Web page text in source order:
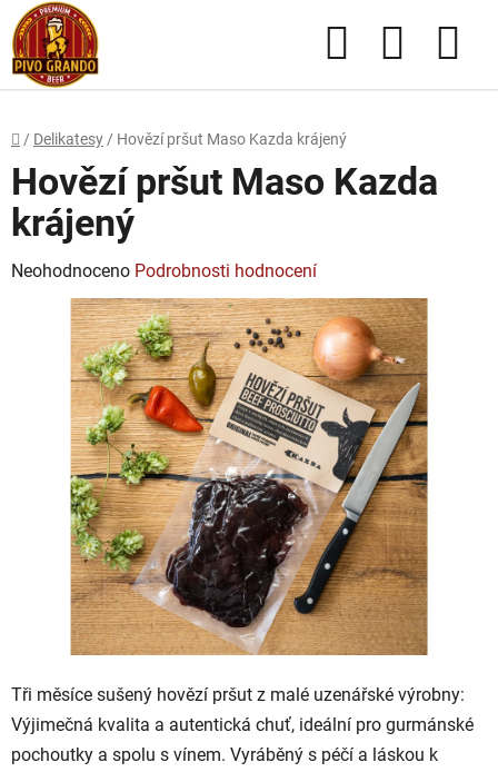
Přejít
na
obsah
Hledat
NÁKUPNÍ
Domů
/ Delikatesy / Hovězí pršut Maso Kazda krájený
Tři měsíce sušený hovězí pršut z malé uzenářské výrobny:
Výjimečná kvalita a autentická chuť, ideální pro gurmánské
pochoutky a spolu s vínem. Vyráběný s péčí a láskou k
Hovězí pršut Maso Kazda
krájený
Průměrné
hodnocení
produktu
hvězdiček.
Neohodnoceno Podrobnosti hodnocení